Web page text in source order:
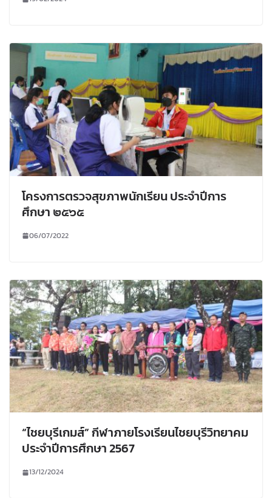
โครงการตรวจสุขภาพนักเรียน ประจำปีการ
ศึกษา ๒๕๖๕
06/07/2022
“ไชยบุรีเกมส์” กีฬาภายโรงเรียนไชยบุรีวิทยาคม
ประจำปีการศึกษา 2567
13/12/2024